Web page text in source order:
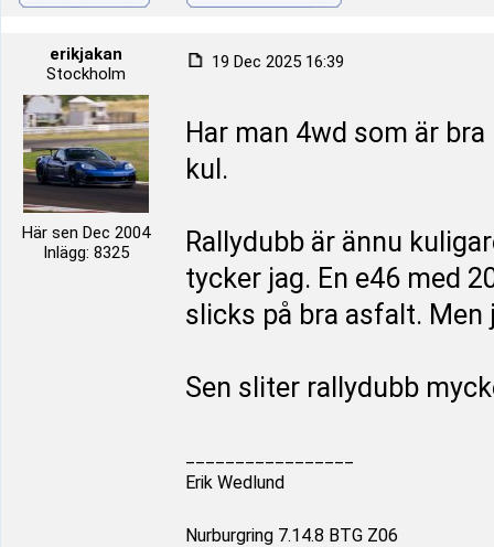
erikjakan
Stockholm
Här sen Dec 2004
Inlägg: 8325
19 Dec 2025 16:39
Har man 4wd som är
kul.
Rallydubb är ännu
tycker jag. En e46 med
slicks på bra asfalt. Men
Sen sliter rallydubb
Erik Wedlund
Nurburgring 7.14.8 BTG Z06